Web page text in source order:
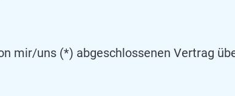
mir/uns (*) abgeschlossenen Vertrag